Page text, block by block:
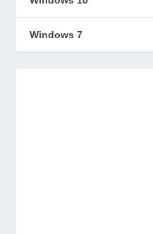
Windows 7